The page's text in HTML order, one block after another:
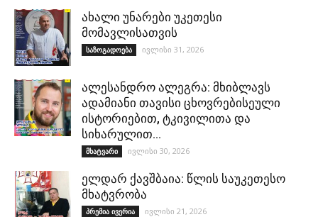
ახალი უნარები უკეთესი
მომავლისათვის
საზოგადოება ივლისი 31, 2026
ალესანდრო ალეგრა: მხიბლავს
ადამიანი თავისი ცხოვრებისეული
ისტორიებით, ტკივილითა და
სიხარულით…
მხატვარი ივლისი 30, 2026
ელდარ ქავშბაია: წლის საუკეთესო
მხატვრობა
პრემია ივერია ივლისი 21, 2026